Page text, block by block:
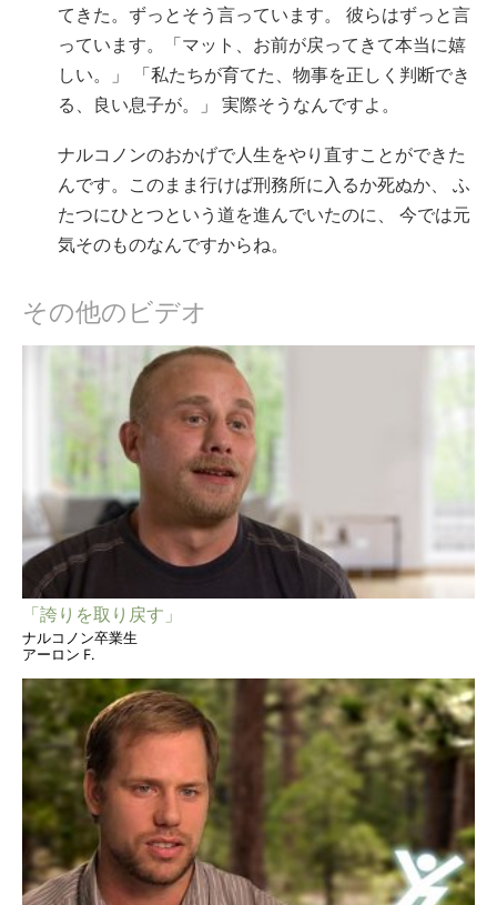
てきた。ずっとそう言っています。 彼らはずっと言
っています。「マット、お前が戻ってきて本当に嬉
しい。」 「私たちが育てた、物事を正しく判断でき
る、良い息子が。」 実際そうなんですよ。
ナルコノンのおかげで人生をやり直すことができた
んです。このまま行けば刑務所に入るか死ぬか、 ふ
たつにひとつという道を進んでいたのに、 今では元
気そのものなんですからね。
その他のビデオ
「誇りを取り戻す」
ナルコノン卒業生
アーロン F.